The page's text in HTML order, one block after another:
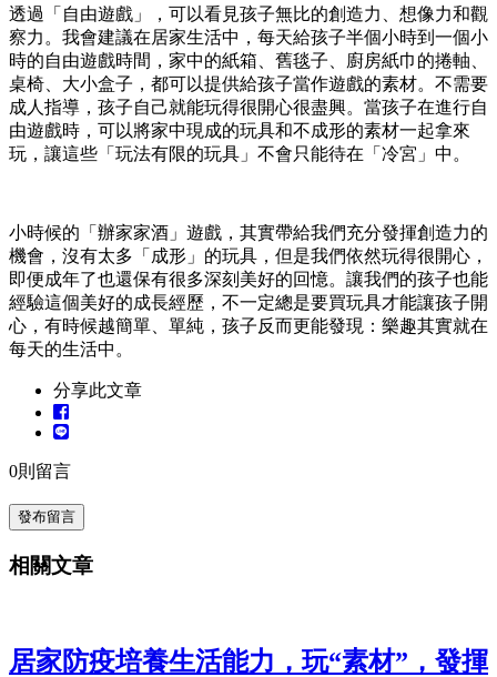
透過「自由遊戲」，可以看見孩子無比的創造力、想像力和觀
察力。我會建議在居家生活中，每天給孩子半個小時到一個小
時的自由遊戲時間，家中的紙箱、舊毯子、廚房紙巾的捲軸、
桌椅、大小盒子，都可以提供給孩子當作遊戲的素材。不需要
成人指導，孩子自己就能玩得很開心很盡興。當孩子在進行自
由遊戲時，可以將家中現成的玩具和不成形的素材一起拿來
玩，讓這些「玩法有限的玩具」不會只能待在「冷宮」中。
小時候的「辦家家酒」遊戲，其實帶給我們充分發揮創造力的
機會，沒有太多「成形」的玩具，但是我們依然玩得很開心，
即便成年了也還保有很多深刻美好的回憶。讓我們的孩子也能
經驗這個美好的成長經歷，不一定總是要買玩具才能讓孩子開
心，有時候越簡單、單純，孩子反而更能發現：樂趣其實就在
每天的生活中。
分享此文章
0則留言
發布留言
相關文章
居家防疫培養生活能力，玩“素材”，發揮